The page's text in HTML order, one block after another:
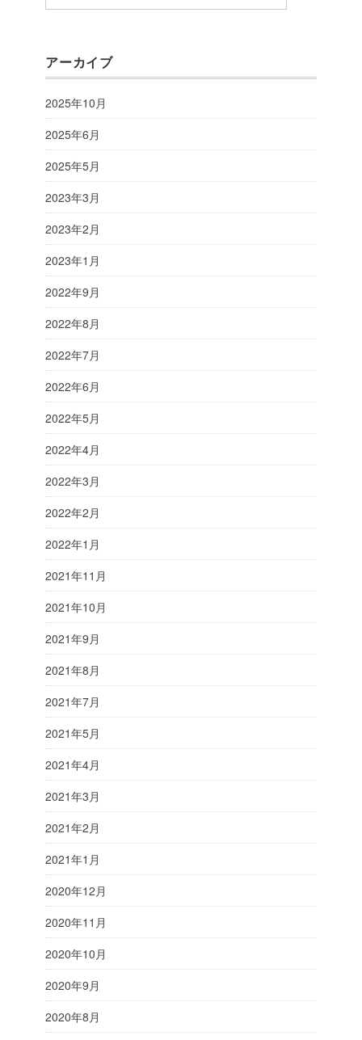
アーカイブ
2025年10月
2025年6月
2025年5月
2023年3月
2023年2月
2023年1月
2022年9月
2022年8月
2022年7月
2022年6月
2022年5月
2022年4月
2022年3月
2022年2月
2022年1月
2021年11月
2021年10月
2021年9月
2021年8月
2021年7月
2021年5月
2021年4月
2021年3月
2021年2月
2021年1月
2020年12月
2020年11月
2020年10月
2020年9月
2020年8月